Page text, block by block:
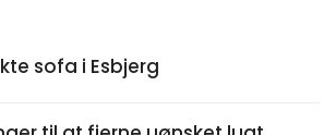
sofa i Esbjerg